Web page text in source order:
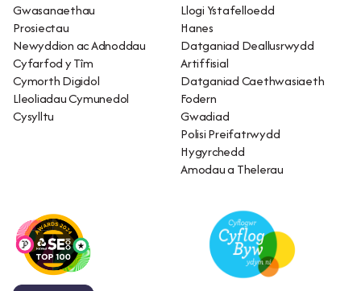
Gwasanaethau
Prosiectau
Newyddion ac Adnoddau
Cyfarfod y Tîm
Cymorth Digidol
Lleoliadau Cymunedol
Cysylltu
Llogi Ystafelloedd
Hanes
Datganiad Deallusrwydd
Artiffisial
Datganiad Caethwasiaeth
Fodern
Gwadiad
Polisi Preifatrwydd
Hygyrchedd
Amodau a Thelerau